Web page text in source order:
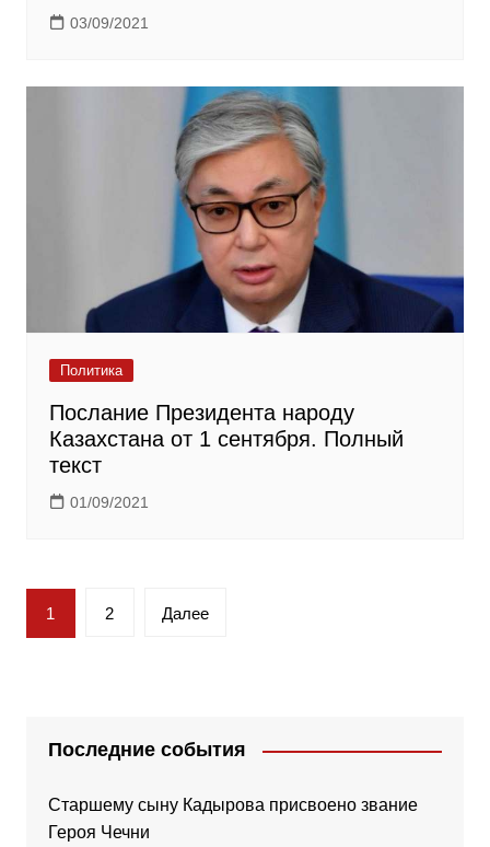
03/09/2021
Политика
Послание Президента народу
Казахстана от 1 сентября. Полный
текст
01/09/2021
Пагинация
записей
1 2 Далее
Последние события
Старшему сыну Кадырова присвоено звание
Героя Чечни